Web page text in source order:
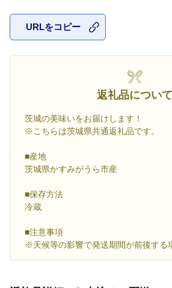
URLをコピー
返礼品について
茨城の美味いをお届けします！
※こちらは茨城県共通返礼品です。
■産地
茨城県かすみがうら市産
■保存方法
冷蔵
■注意事項
※天候等の影響で発送期間が前後する